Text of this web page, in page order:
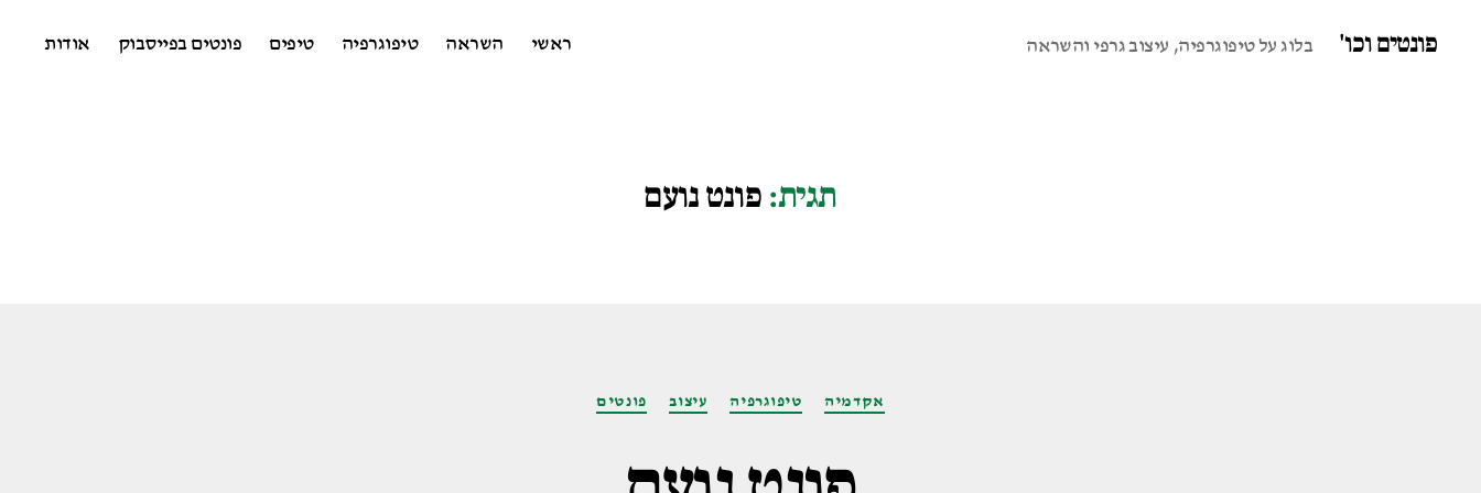
פונטים וכו' בלוג על טיפוגרפיה, עיצוב גרפי והשראה ראשי השראה טיפוגרפיה טיפים פונטים בפייסבוק אודות
תגית:פונט נועם
אקדמיה טיפוגרפיה עיצוב פונטים